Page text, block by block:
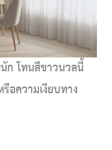
นักโทนสีขาวนวลนี้
อความเงียบทาง